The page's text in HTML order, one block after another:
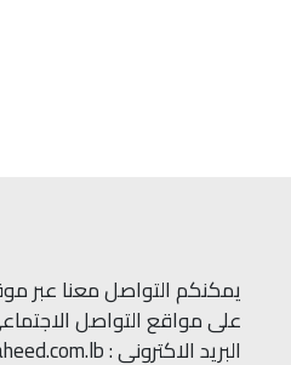
يمكنكم التواصل معنا عبر
على مواقع التواصل
البريد الاكتروني : info@shaheed.com.lb